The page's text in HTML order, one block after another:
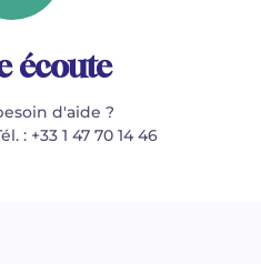
écoute
d'aide ?
: +33 1 47 70 14 46